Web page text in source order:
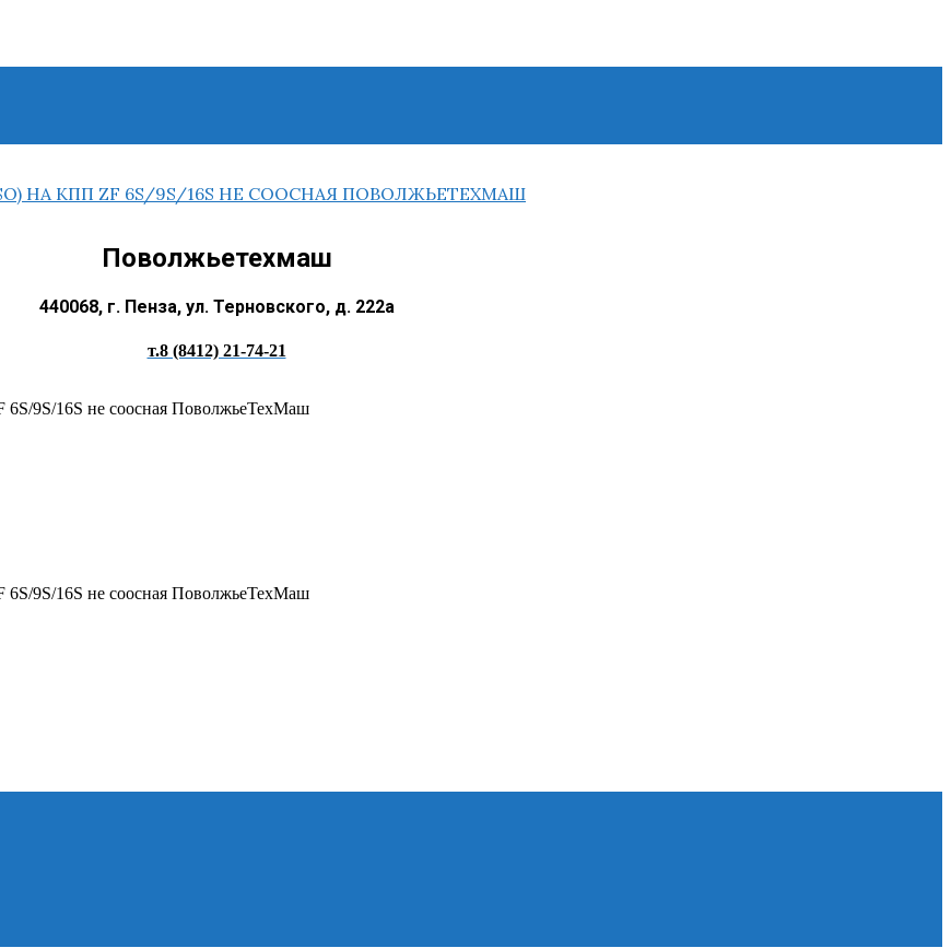
Поволжьетехмаш
440068, г. Пенза, ул. Терновского, д. 222а
т.8 (8412) 21-74-21